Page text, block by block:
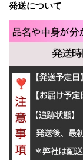
発送について